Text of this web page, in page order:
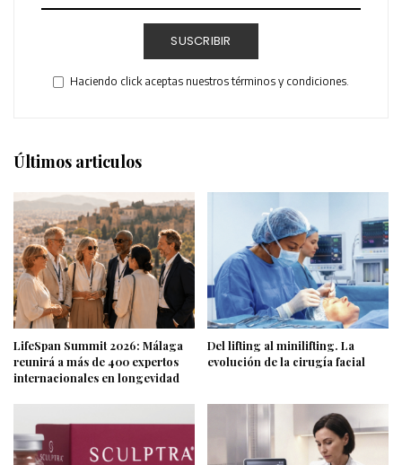
SUSCRIBIR
Haciendo click aceptas nuestros términos y condiciones.
Últimos articulos
LifeSpan Summit 2026: Málaga
reunirá a más de 400 expertos
internacionales en longevidad
Del lifting al minilifting. La
evolución de la cirugía facial